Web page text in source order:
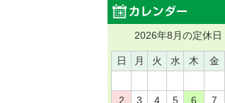
2026年8月の定休日
日 月 火 水 木 金
2
3 4 5 6 7